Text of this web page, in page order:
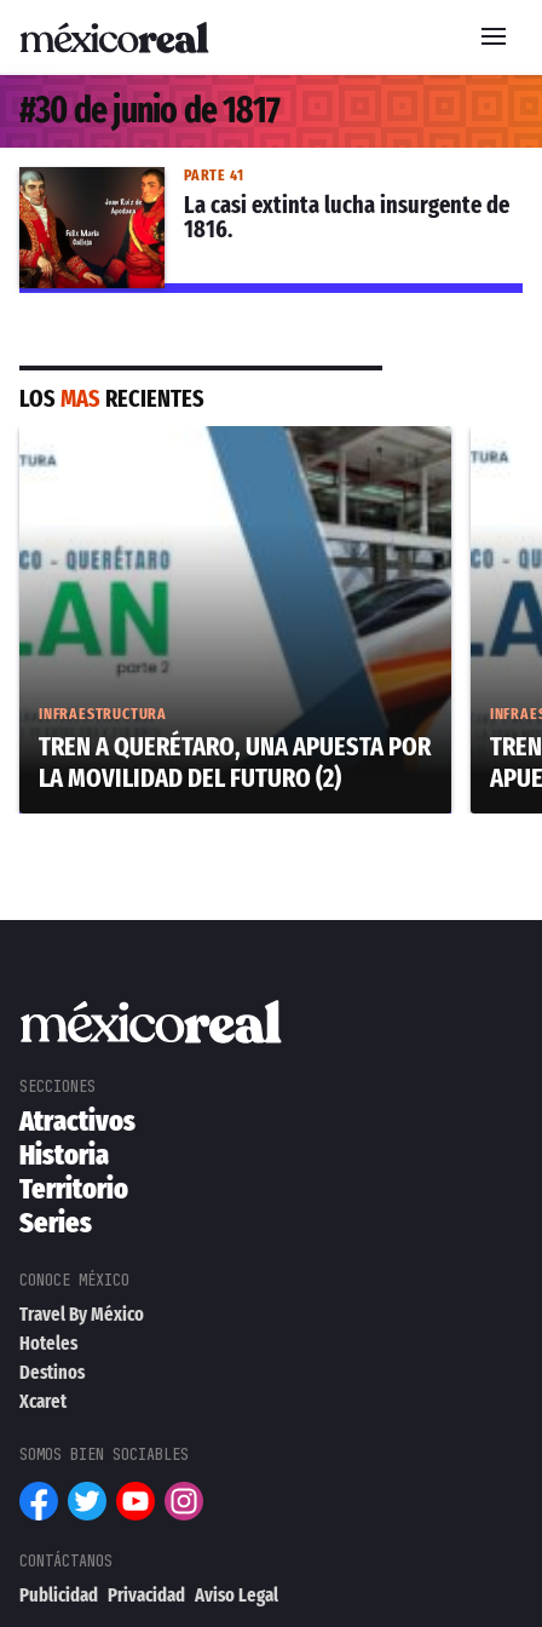
#30 de junio de 1817
PARTE 41
La casi extinta lucha insurgente de
1816.
LOSMAS RECIENTES
INFRAESTRUCTURA
TREN A QUERÉTARO, UNA APUESTA POR
LA MOVILIDAD DEL FUTURO (2)
Atractivos
Historia
Territorio
Series
Travel By México
Hoteles
Destinos
Xcaret
Publicidad Privacidad Aviso Legal